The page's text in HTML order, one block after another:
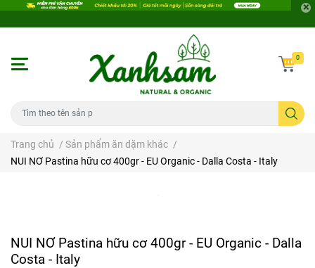
0
Trang chủ / Sản phẩm ăn dặm khác /
NUI NƠ Pastina hữu cơ 400gr - EU Organic - Dalla Costa - Italy
NUI NƠ Pastina hữu cơ 400gr - EU Organic - Dalla
Costa - Italy